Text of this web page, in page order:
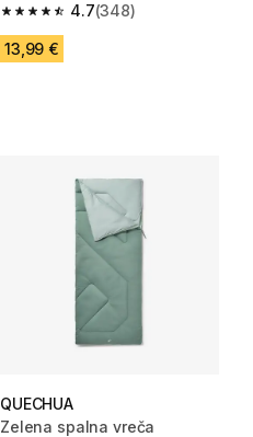
4.7
4.7 od 5 zvezdic from 348 ocene
(348)
13,99 €
QUECHUA
Zelena spalna vreča